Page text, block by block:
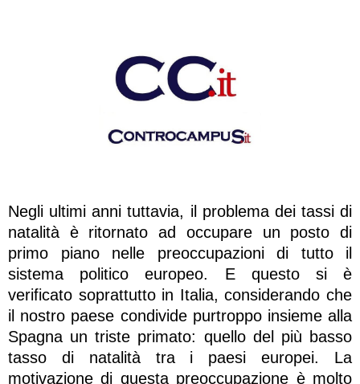
Negli ultimi anni tuttavia, il problema dei tassi di
natalità è ritornato ad occupare un posto di
primo piano nelle preoccupazioni di tutto il
sistema politico europeo. E questo si è
verificato soprattutto in Italia, considerando che
il nostro paese condivide purtroppo insieme alla
Spagna un triste primato: quello del più basso
tasso di natalità tra i paesi europei. La
motivazione di questa preoccupazione è molto